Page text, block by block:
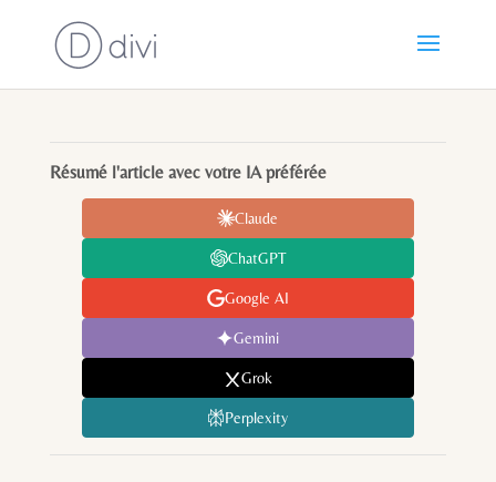
Résumé l'article avec votre IA préférée
Claude
ChatGPT
Google AI
Gemini
Grok
Perplexity